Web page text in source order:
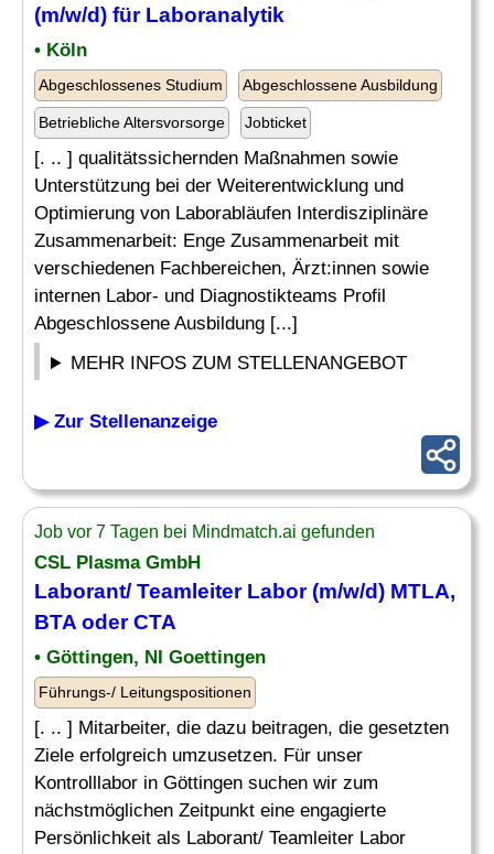
(m/w/d) für Laboranalytik
• Köln
Abgeschlossenes Studium Abgeschlossene Ausbildung
Betriebliche Altersvorsorge Jobticket
[. .. ] qualitätssichernden Maßnahmen sowie
Unterstützung bei der Weiterentwicklung und
Optimierung von Laborabläufen Interdisziplinäre
Zusammenarbeit: Enge Zusammenarbeit mit
verschiedenen Fachbereichen, Ärzt:innen sowie
internen Labor- und Diagnostikteams Profil
Abgeschlossene Ausbildung [...]
MEHR INFOS ZUM STELLENANGEBOT
▶ Zur Stellenanzeige
Job vor 7 Tagen bei Mindmatch.ai gefunden
CSL Plasma GmbH
Laborant/ Teamleiter Labor (m/w/d) MTLA,
BTA oder CTA
• Göttingen, NI Goettingen
Führungs-/ Leitungspositionen
[. .. ] Mitarbeiter, die dazu beitragen, die gesetzten
Ziele erfolgreich umzusetzen. Für unser
Kontrolllabor in Göttingen suchen wir zum
nächstmöglichen Zeitpunkt eine engagierte
Persönlichkeit als Laborant/ Teamleiter Labor